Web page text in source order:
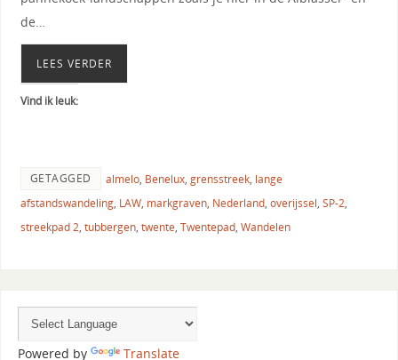
de…
LEES VERDER
Vind ik leuk:
GETAGGED almelo, Benelux, grensstreek, lange
afstandswandeling, LAW, markgraven, Nederland, overijssel, SP-2,
streekpad 2, tubbergen, twente, Twentepad, Wandelen
Powered by Translate